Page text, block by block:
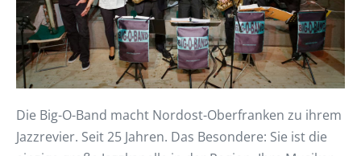
Die Big-O-Band macht Nordost-Oberfranken zu ihrem
Jazzrevier. Seit 25 Jahren. Das Besondere: Sie ist die